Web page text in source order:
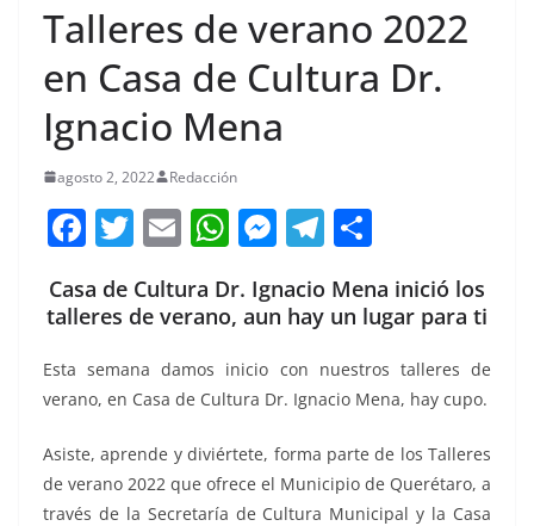
Talleres de verano 2022
en Casa de Cultura Dr.
Ignacio Mena
agosto 2, 2022 Redacción
F
c
e
b
o
o
k
T
itt
er
E
ai
l
W
at
s
A
p
p
M
ss
e
n
g
er
T
e
gr
a
m
m
p
ar
tir
Casa de Cultura Dr. Ignacio Mena inició los
talleres de verano, aun hay un lugar para ti
Esta semana damos inicio con nuestros talleres de
verano, en Casa de Cultura Dr. Ignacio Mena, hay cupo.
Asiste, aprende y diviértete, forma parte de los Talleres
de verano 2022 que ofrece el Municipio de Querétaro, a
través de la Secretaría de Cultura Municipal y la Casa